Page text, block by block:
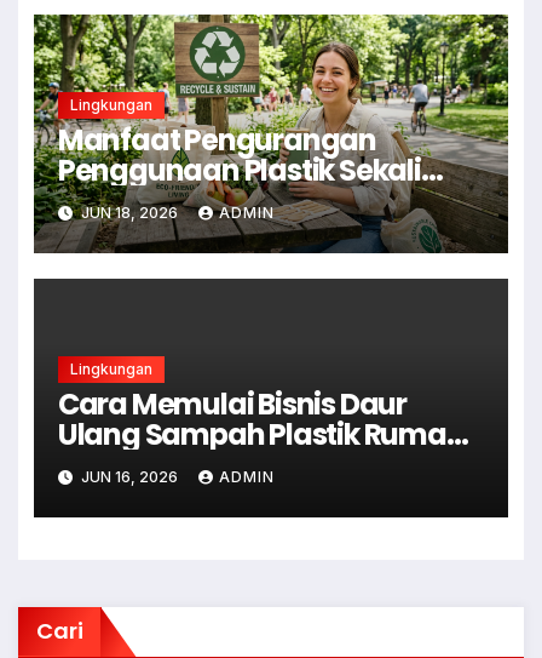
Lingkungan
Manfaat Pengurangan
Penggunaan Plastik Sekali
Pakai
JUN 18, 2026 ADMIN
Lingkungan
Cara Memulai Bisnis Daur
Ulang Sampah Plastik Rumah
Tangga
JUN 16, 2026 ADMIN
Cari